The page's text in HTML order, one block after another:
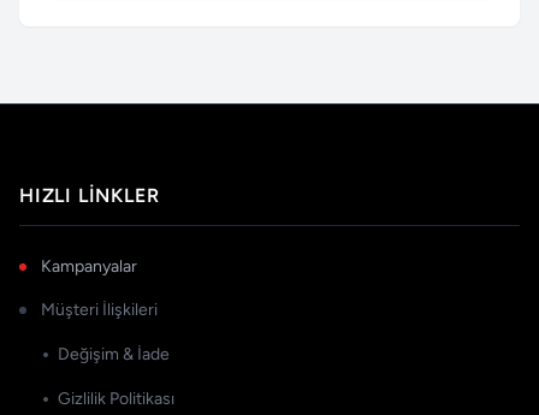
HIZLI LINKLER
Kampanyalar
Müşteri İlişkileri
Değişim & İade
Gizlilik Politikası